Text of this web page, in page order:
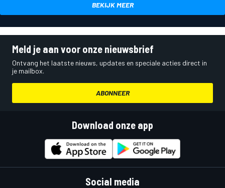
BEKIJK MEER
Meld je aan voor onze nieuwsbrief
Ontvang het laatste nieuws, updates en speciale acties direct in
je mailbox.
ABONNEER
Download onze app
Social media